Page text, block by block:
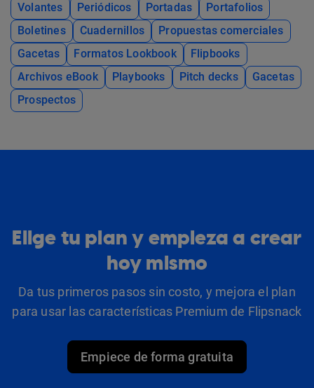
Volantes
Periódicos Portadas
Portafolios
Boletines
Cuadernillos
Propuestas comerciales
Gacetas
Formatos Lookbook
Flipbooks
Archivos eBook
Playbooks Pitch decks
Gacetas
Prospectos
Elige tu plan y empieza a crear
hoy mismo
Da tus primeros pasos sin costo, y mejora el plan
para usar las características Premium de Flipsnack
Empiece de forma gratuita